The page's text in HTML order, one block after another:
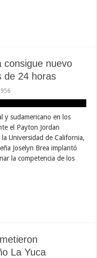
consigue nuevo
de 24 horas
956
y sudamericano en los
el Payton Jordan
Universidad de California,
Joselyn Brea implantó
la competencia de los
La Yuca